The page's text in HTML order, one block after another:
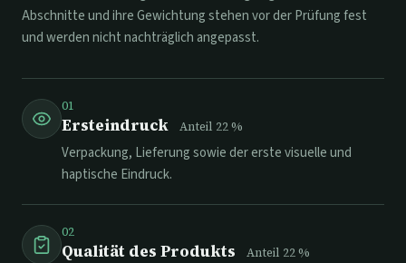
Abschnitte und ihre Gewichtung stehen vor der Prüfung fest
und werden nicht nachträglich angepasst.
01
Ersteindruck Anteil 22%
Verpackung, Lieferung sowie der erste visuelle und
haptische Eindruck.
02
Qualität des Produkts Anteil 22%